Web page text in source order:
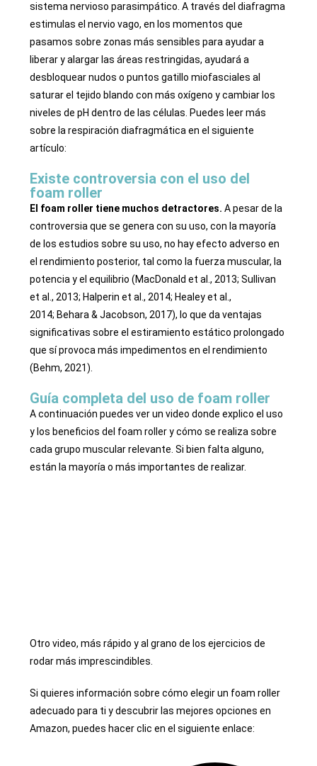
sistema nervioso parasimpático. A través del diafragma
estimulas el nervio vago, en los momentos que
pasamos sobre zonas más sensibles para ayudar a
liberar y alargar las áreas restringidas, ayudará a
desbloquear nudos o puntos gatillo miofasciales al
saturar el tejido blando con más oxígeno y cambiar los
niveles de pH dentro de las células. Puedes leer más
sobre la respiración diafragmática en el siguiente
artículo:
Existe controversia con el uso del
foam roller
El foam roller tiene muchos detractores. A pesar de la
controversia que se genera con su uso, con la mayoría
de los estudios sobre su uso, no hay efecto adverso en
el rendimiento posterior, tal como la fuerza muscular, la
potencia y el equilibrio (MacDonald et al., 2013; Sullivan
et al., 2013; Halperin et al., 2014; Healey et al.,
2014; Behara & Jacobson, 2017), lo que da ventajas
significativas sobre el estiramiento estático prolongado
que sí provoca más impedimentos en el rendimiento
(Behm, 2021).
Guía completa del uso de foam roller
A continuación puedes ver un video donde explico el uso
y los beneficios del foam roller y cómo se realiza sobre
cada grupo muscular relevante. Si bien falta alguno,
están la mayoría o más importantes de realizar.
Otro video, más rápido y al grano de los ejercicios de
rodar más imprescindibles.
Si quieres información sobre cómo elegir un foam roller
adecuado para ti y descubrir las mejores opciones en
Amazon, puedes hacer clic en el siguiente enlace: